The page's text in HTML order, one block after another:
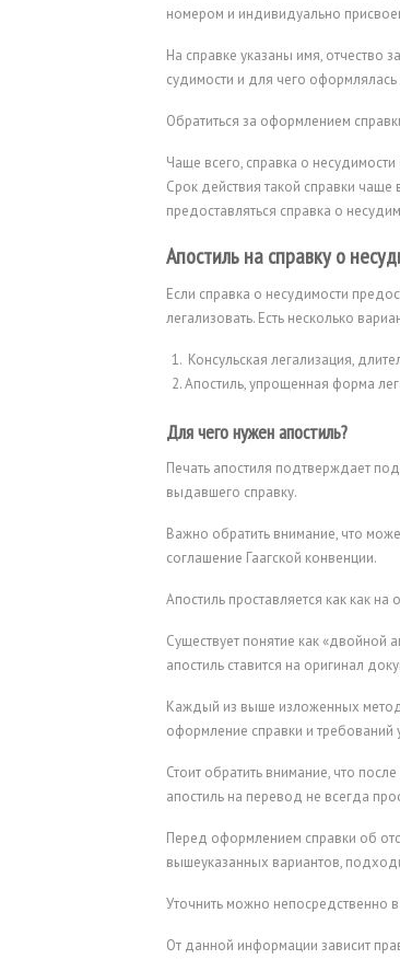
номером и индивидуально
На справке указаны имя, отчество
судимости и для чего оформлялась
Обратиться за оформлением
Чаще всего, справка о
Срок действия такой справки
предоставляться справка о
Апостиль на справку о
Если справка о несудимости
легализовать. Есть несколько
Консульская легализация,
Апостиль, упрощенная форма
Для чего нужен апостиль?
Печать апостиля подтверждает
выдавшего справку.
Важно обратить внимание, что
соглашение Гаагской конвенции.
Апостиль проставляется как как
Существует понятие как «двойной
апостиль ставится на оригинал
Каждый из выше изложенных
оформление справки и
Стоит обратить внимание, что
апостиль на перевод не всегда
Перед оформлением справки об
вышеуказанных вариантов,
Уточнить можно непосредственно
От данной информации зависит